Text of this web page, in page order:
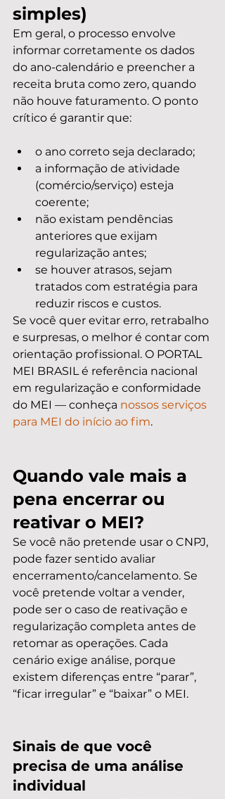
simples)
Em geral, o processo envolve
informar corretamente os dados
do ano-calendário e preencher a
receita bruta como zero, quando
não houve faturamento. O ponto
crítico é garantir que:
o ano correto seja declarado;
a informação de atividade
(comércio/serviço) esteja
coerente;
não existam pendências
anteriores que exijam
regularização antes;
se houver atrasos, sejam
tratados com estratégia para
reduzir riscos e custos.
Se você quer evitar erro, retrabalho
e surpresas, o melhor é contar com
orientação profissional. O PORTAL
MEI BRASIL é referência nacional
em regularização e conformidade
do MEI — conheça nossos serviços
para MEI do início ao fim.
Quando vale mais a
pena encerrar ou
reativar o MEI?
Se você não pretende usar o CNPJ,
pode fazer sentido avaliar
encerramento/cancelamento. Se
você pretende voltar a vender,
pode ser o caso de reativação e
regularização completa antes de
retomar as operações. Cada
cenário exige análise, porque
existem diferenças entre “parar”,
“ficar irregular” e “baixar” o MEI.
Sinais de que você
precisa de uma análise
individual